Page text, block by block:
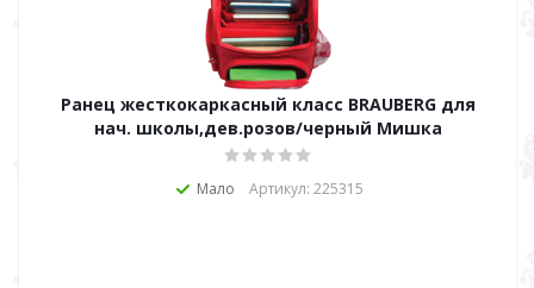
Ранец жесткокаркасный класс BRAUBERG для
нач. школы,дев.розов/черный Мишка
Мало Артикул: 225315